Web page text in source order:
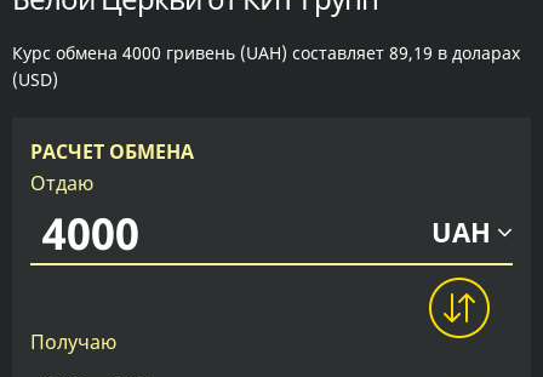
Курс обмена 4000 гривень (UAH) составляет 89,19 в доларах
(USD)
РАСЧЕТ ОБМЕНА
Отдаю
UAH
Получаю